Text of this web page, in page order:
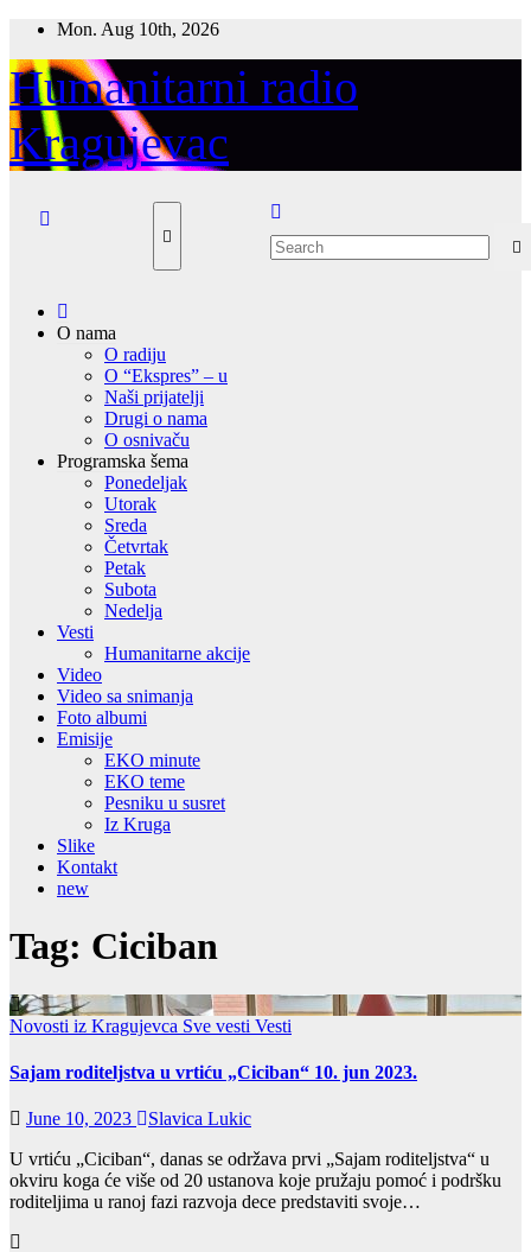
Skip
content
Mon. Aug 10th, 2026
Humanitarni radio
Kragujevac
O nama
O radiju
O “Ekspres” – u
Naši prijatelji
Drugi o nama
O osnivaču
Programska šema
Ponedeljak
Utorak
Sreda
Četvrtak
Petak
Subota
Nedelja
Vesti
Humanitarne akcije
Video
Video sa snimanja
Foto albumi
Emisije
EKO minute
EKO teme
Pesniku u susret
Iz Kruga
Slike
Kontakt
new
Tag: Ciciban
Novosti iz Kragujevca Sve vesti Vesti
Sajam roditeljstva u vrtiću „Ciciban“ 10. jun 2023.
June 10, 2023
Slavica Lukic
U vrtiću „Ciciban“, danas se održava prvi „Sajam roditeljstva“ u
okviru koga će više od 20 ustanova koje pružaju pomoć i podršku
roditeljima u ranoj fazi razvoja dece predstaviti svoje…